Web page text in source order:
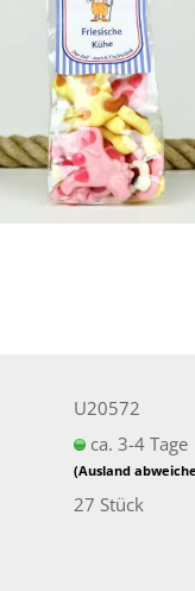
U20572
ca. 3-4 Tage
(Ausland
27 Stück